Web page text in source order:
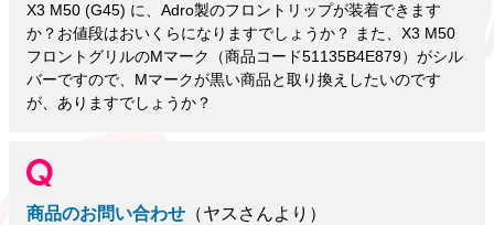
X3 M50 (G45) に、Adro製のフロントリップが装着できます
か？お値段はおいくらになりますでしょうか？ また、X3 M50
フロントグリルのMマーク（商品コード51135B4E879）がシル
バーですので、Mマークが黒い商品と取り換えしたいのです
が、ありますでしょうか？
商品のお問い合わせ （ヤスさんより）